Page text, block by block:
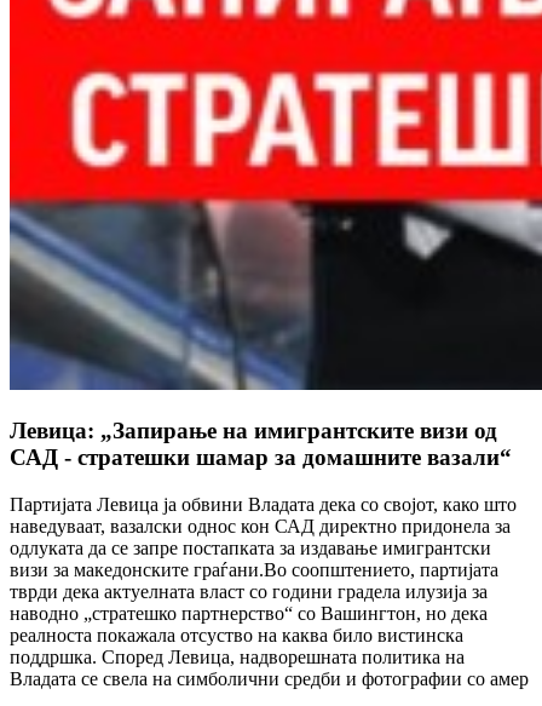
Левица: „Запирање на имигрантските визи од
САД - стратешки шамар за домашните вазали“
Партијата Левица ја обвини Владата дека со својот, како што
наведуваат, вазалски однос кон САД директно придонела за
одлуката да се запре постапката за издавање имигрантски
визи за македонските граѓани.Во соопштението, партијата
тврди дека актуелната власт со години градела илузија за
наводно „стратешко партнерство“ со Вашингтон, но дека
реалноста покажала отсуство на каква било вистинска
поддршка. Според Левица, надворешната политика на
Владата се свела на симболични средби и фотографии со амер